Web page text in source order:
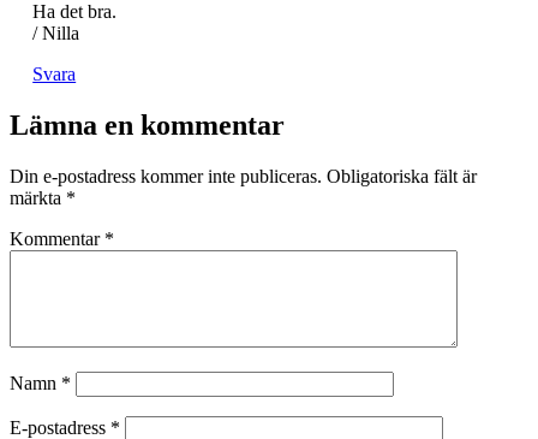
Ha det bra.
/ Nilla
Svara
Lämna en kommentar
Din e-postadress kommer inte publiceras. Obligatoriska fält är
märkta *
Kommentar *
Namn *
E-postadress *